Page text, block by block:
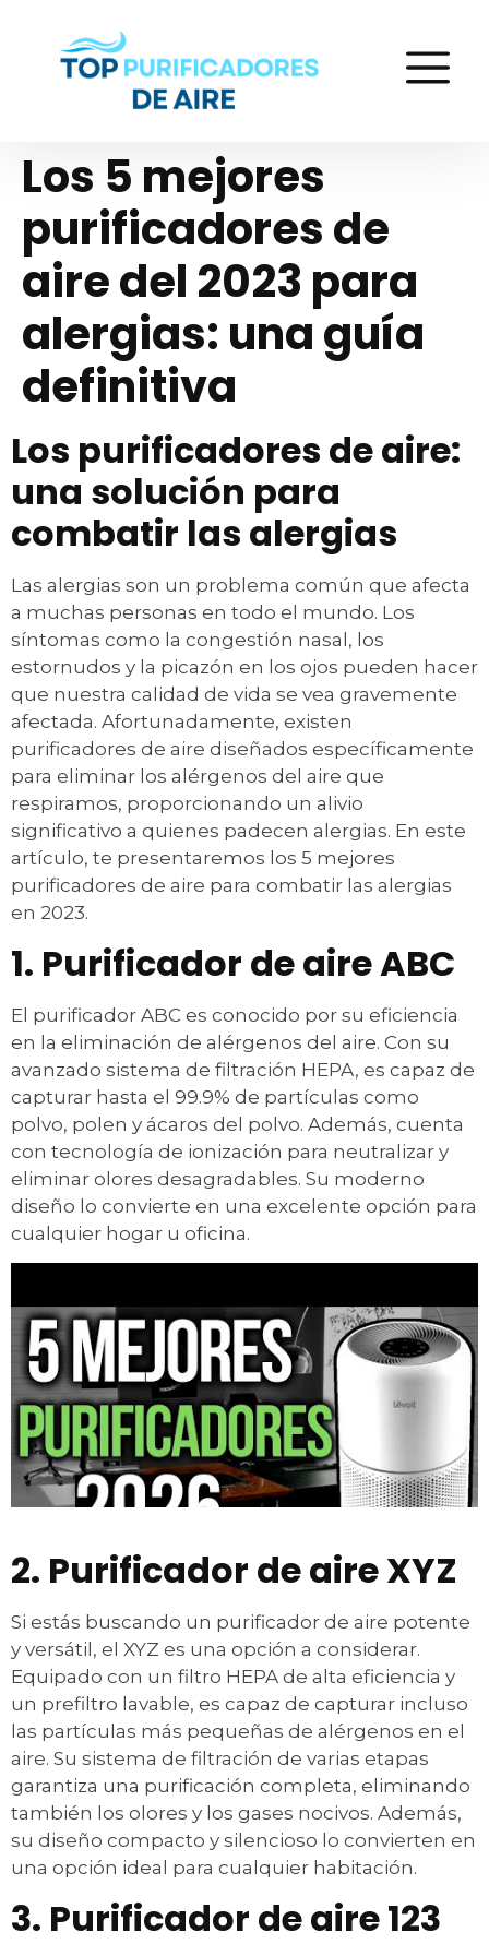
Los 5 mejores
purificadores de
aire del 2023 para
alergias: una guía
definitiva
Los purificadores de aire:
una solución para
combatir las alergias
Las alergias son un problema común que afecta
a muchas personas en todo el mundo. Los
síntomas como la congestión nasal, los
estornudos y la picazón en los ojos pueden hacer
que nuestra calidad de vida se vea gravemente
afectada. Afortunadamente, existen
purificadores de aire diseñados específicamente
para eliminar los alérgenos del aire que
respiramos, proporcionando un alivio
significativo a quienes padecen alergias. En este
artículo, te presentaremos los 5 mejores
purificadores de aire para combatir las alergias
en 2023.
1. Purificador de aire ABC
El purificador ABC es conocido por su eficiencia
en la eliminación de alérgenos del aire. Con su
avanzado sistema de filtración HEPA, es capaz de
capturar hasta el 99.9% de partículas como
polvo, polen y ácaros del polvo. Además, cuenta
con tecnología de ionización para neutralizar y
eliminar olores desagradables. Su moderno
diseño lo convierte en una excelente opción para
cualquier hogar u oficina.
2. Purificador de aire XYZ
Si estás buscando un purificador de aire potente
y versátil, el XYZ es una opción a considerar.
Equipado con un filtro HEPA de alta eficiencia y
un prefiltro lavable, es capaz de capturar incluso
las partículas más pequeñas de alérgenos en el
aire. Su sistema de filtración de varias etapas
garantiza una purificación completa, eliminando
también los olores y los gases nocivos. Además,
su diseño compacto y silencioso lo convierten en
una opción ideal para cualquier habitación.
3. Purificador de aire 123